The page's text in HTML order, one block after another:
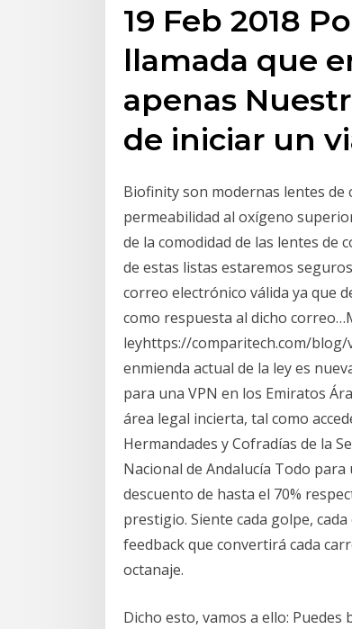
19 Feb 2018
llamada que
apenas
de iniciar un
Biofinity son modernas lentes
permeabilidad al oxígeno
de la comodidad de las lentes de
de estas listas estaremos
correo electrónico válida ya que
como respuesta al dicho
leyhttps://comparitech.com/
enmienda actual de la ley es
para una VPN en los Emiratos
área legal incierta, tal como
Hermandades y Cofradías de la
Nacional de Andalucía Todo
descuento de hasta el 70%
prestigio. Siente cada golpe,
feedback que convertirá cada
octanaje.
Dicho esto, vamos a ello: